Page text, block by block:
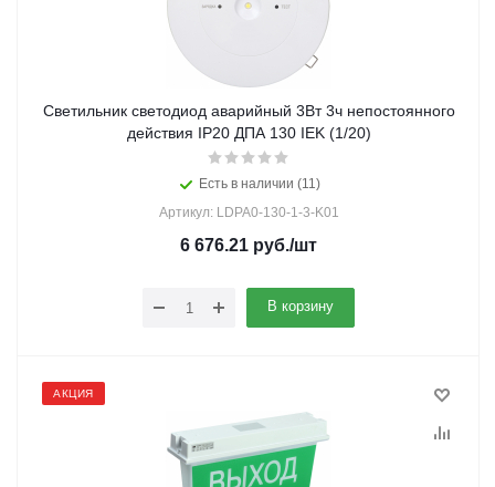
Светильник светодиод аварийный 3Вт 3ч непостоянного
действия IP20 ДПА 130 IEK (1/20)
Есть в наличии (11)
Артикул: LDPA0-130-1-3-K01
6 676.21 руб./шт
В корзину
АКЦИЯ